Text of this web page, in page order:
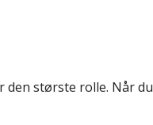
den største rolle. Når du